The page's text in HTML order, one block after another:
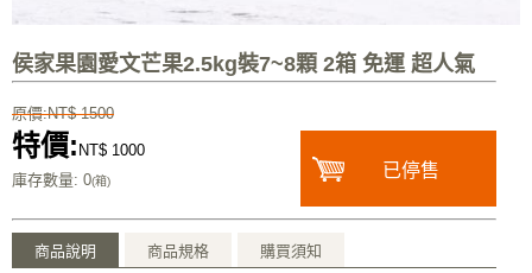
侯家果園愛文芒果2.5kg裝7~8顆 2箱 免運 超人氣
原價:NT$ 1500
特價: NT$ 1000
庫存數量: 0(箱)
已停售
商品說明 商品規格 購買須知